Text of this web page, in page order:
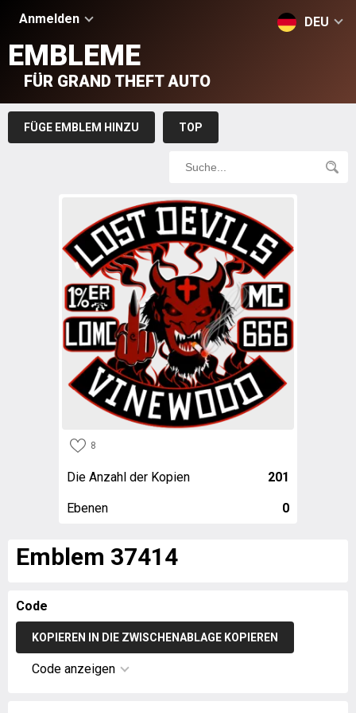
Anmelden DEU
EMBLEME
FÜR GRAND THEFT AUTO
FÜGE EMBLEM HINZU TOP
8
Die Anzahl der Kopien 201
Ebenen 0
Emblem 37414
Code
KOPIEREN IN DIE ZWISCHENABLAGE KOPIEREN
Code anzeigen